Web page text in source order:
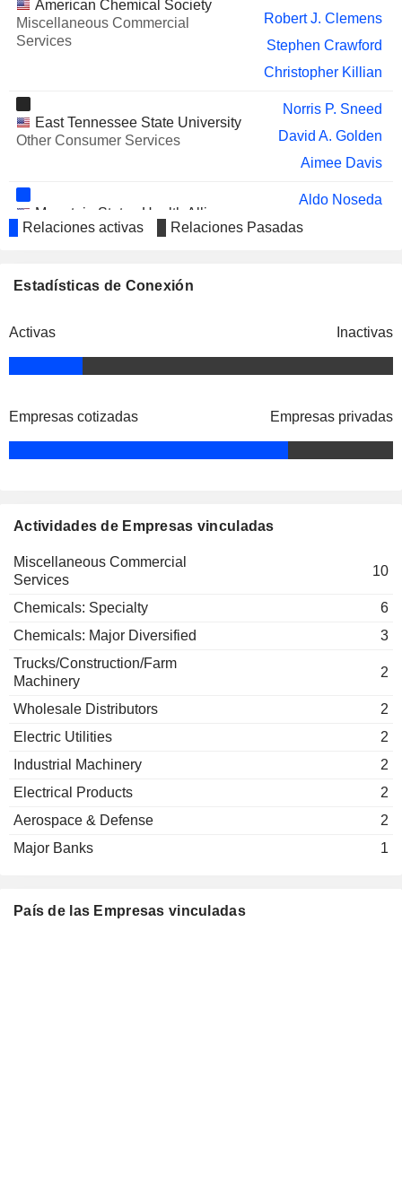
CHUBB LIMITED
Michael Connors
HF FOODS GROUP INC.
Jeffery Taylor
CORPORATION
Linnie Haynesworth
NOBLE CORPORATION PLC
Cynthia Arnold
SYENSQO SA/NV
American Chemical Society
Miscellaneous Commercial
Services
Robert J. Clemens
Stephen Crawford
Christopher Killian
East Tennessee State University
Other Consumer Services
Norris P. Sneed
David A. Golden
Aimee Davis
Mountain States Health Alliance
Hospital/Nursing Management
Aldo Noseda
David A. Golden
Association of Corporate Counsel
Miscellaneous Commercial Services
National Association of
Manufacturers
Miscellaneous Commercial Services
Norris P. Sneed
Theresa K. Lee
John A. White
Earnest W. Deavenport
The Business Roundtable
Engineers
Miscellaneous Commercial
Ronald Lindsay
David B. McMillan
Mark Cox
Society for Corporate Governance,
Inc.
Industrial Research Institute, Inc.
Miscellaneous Commercial
Services
Relaciones activas Relaciones Pasadas
Estadísticas de Conexión
Activas Inactivas
Empresas cotizadas Empresas privadas
Actividades de Empresas vinculadas
Miscellaneous Commercial
Services
10
Chemicals: Specialty
6
Chemicals: Major Diversified
3
Trucks/Construction/Farm
Machinery
2
Wholesale Distributors
2
Electric Utilities
2
Industrial Machinery
2
Electrical Products
2
Aerospace & Defense
2
Major Banks
1
País de las Empresas vinculadas